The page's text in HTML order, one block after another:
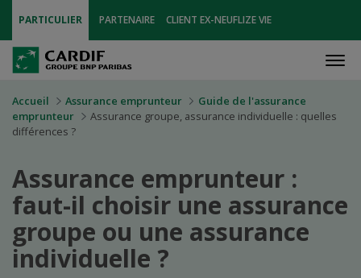
PARTICULIER PARTENAIRE CLIENT EX-NEUFLIZE VIE
Accueil Assurance emprunteur
Guide de l'assurance
emprunteur
Assurance groupe, assurance individuelle : quelles
différences ?
Assurance emprunteur :
faut-il choisir une assurance
groupe ou une assurance
individuelle ?